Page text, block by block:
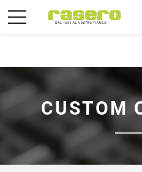
Utilizziamo solo cookies
tua permanenza
CUSTOM